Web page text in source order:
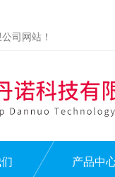
司网站！
产品中